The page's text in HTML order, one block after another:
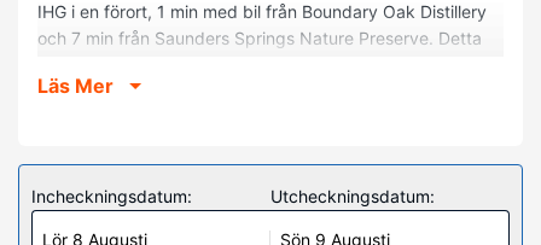
IHG i en förort, 1 min med bil från Boundary Oak Distillery
och 7 min från Saunders Springs Nature Preserve. Detta
från Towne Mall.
Känn dig som hemma i ett av de 63 luftkonditionerade
rummen med kylskåp och platt-tv. Gratis wi-fi gör att du
kan hålla dig uppkopplad, och satellit-tv erbjuder
Läs Mer
Incheckningsdatum:
Lör 8 Augusti
Utcheckningsdatum:
Sön 9 Augusti